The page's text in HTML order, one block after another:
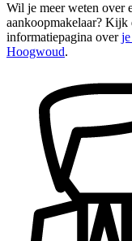
Wil je meer weten over
aankoopmakelaar? Kijk
informatiepagina over
Hoogwoud.